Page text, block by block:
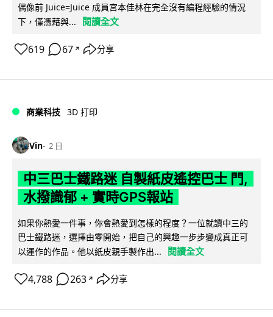
偶像前 Juice=Juice 成員宮本佳林在完全沒有編程經驗的情況
下，僅憑藉與...
閱讀全文
619 67 ↗ 分享
商業科技 3D 打印
Vin 2 日
中三巴士鐵路迷 自製紙皮遙控巴士 門,
水撥識郁 + 實時GPS報站
如果你熱愛一件事，你會熱愛到怎樣的程度？一位就讀中三的
巴士鐵路迷，選擇由零開始，把自己的興趣一步步變成真正可
以運作的作品。他以紙皮親手製作出...
閱讀全文
4,788 263 ↗ 分享